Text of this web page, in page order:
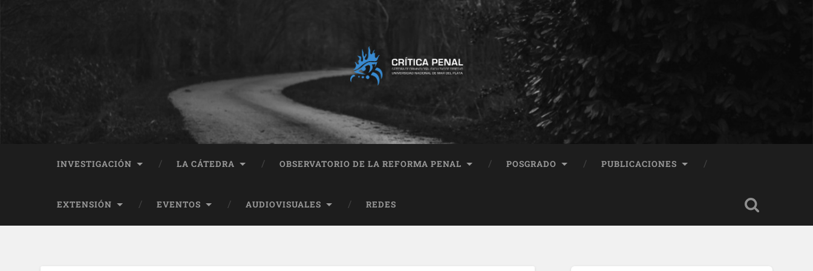
INVESTIGACIÓN LA CÁTEDRA OBSERVATORIO DE LA REFORMA PENAL POSGRADO PUBLICACIONES
EXTENSIÓN EVENTOS AUDIOVISUALES REDES